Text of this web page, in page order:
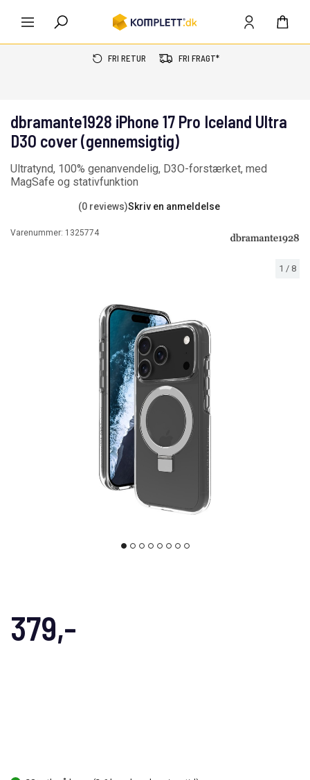
FRI RETUR FRI FRAGT*
1 / 8
dbramante1928 iPhone 17 Pro Iceland Ultra
D3O cover (gennemsigtig)
Ultratynd, 100% genanvendelig, D3O-forstærket, med
MagSafe og stativfunktion
(0 reviews)Skriv en anmeldelse
Varenummer: 1325774
379,-